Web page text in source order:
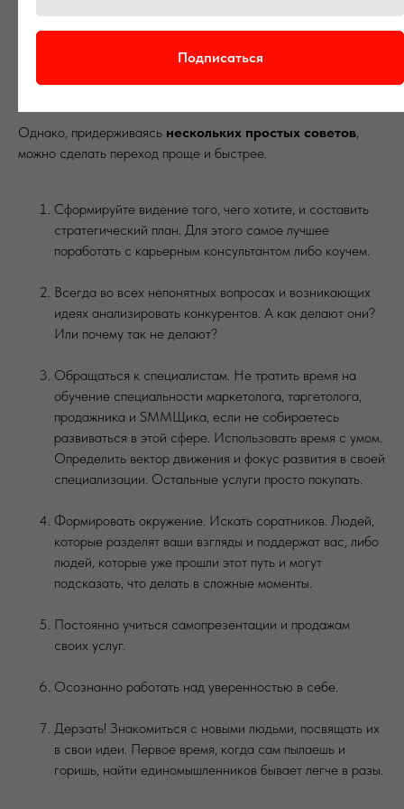
Подписаться
представлениями, нечетко понимая особенности рынка и
веря, что именно он перевернет все и будет успешен. Этот
драйв очень важен. Именно он в первое время дает
результат, который мотивирует к движению вперед.
Однако, придерживаясь нескольких простых советов,
можно сделать переход проще и быстрее.
Сформируйте видение того, чего хотите, и составить
стратегический план. Для этого самое лучшее
поработать с карьерным консультантом либо коучем.
Всегда во всех непонятных вопросах и возникающих
идеях анализировать конкурентов. А как делают они?
Или почему так не делают?
Обращаться к специалистам. Не тратить время на
обучение специальности маркетолога, таргетолога,
продажника и SMMЩика, если не собираетесь
развиваться в этой сфере. Использовать время с умом.
Определить вектор движения и фокус развития в своей
специализации. Остальные услуги просто покупать.
Формировать окружение. Искать соратников. Людей,
которые разделят ваши взгляды и поддержат вас, либо
людей, которые уже прошли этот путь и могут
подсказать, что делать в сложные моменты.
Постоянно учиться самопрезентации и продажам
своих услуг.
Осознанно работать над уверенностью в себе.
Дерзать! Знакомиться с новыми людьми, посвящать их
в свои идеи. Первое время, когда сам пылаешь и
горишь, найти единомышленников бывает легче в разы.